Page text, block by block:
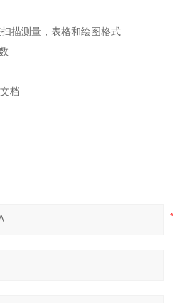
描测量，表格和绘图格式
档